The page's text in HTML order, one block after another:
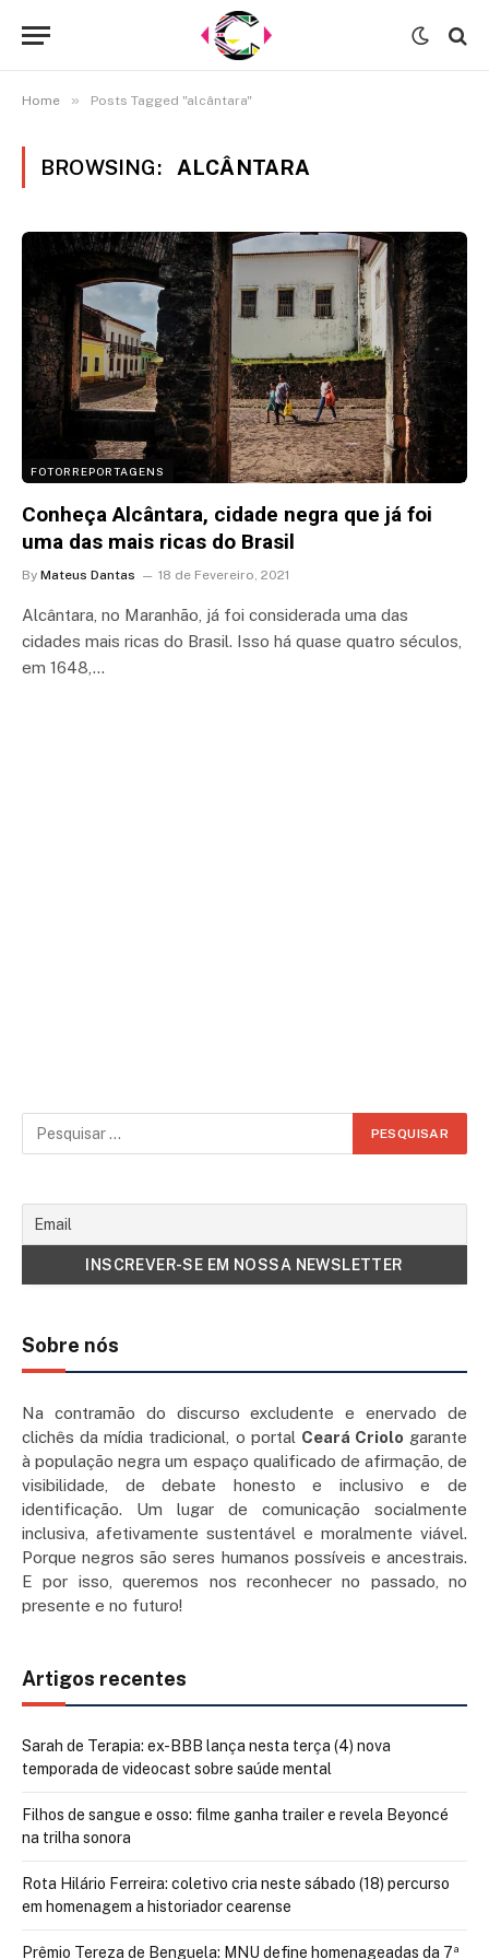
Home » Posts Tagged "alcântara"
BROWSING: ALCÂNTARA
FOTORREPORTAGENS
Conheça Alcântara, cidade negra que já foi
uma das mais ricas do Brasil
By Mateus Dantas 18 de Fevereiro, 2021
Alcântara, no Maranhão, já foi considerada uma das
cidades mais ricas do Brasil. Isso há quase quatro séculos,
em 1648,…
Sobre nós
Na contramão do discurso excludente e enervado de
clichês da mídia tradicional, o portal Ceará Criolo garante
à população negra um espaço qualificado de afirmação, de
visibilidade, de debate honesto e inclusivo e de
identificação. Um lugar de comunicação socialmente
inclusiva, afetivamente sustentável e moralmente viável.
Porque negros são seres humanos possíveis e ancestrais.
E por isso, queremos nos reconhecer no passado, no
presente e no futuro!
Artigos recentes
Sarah de Terapia: ex-BBB lança nesta terça (4) nova
temporada de videocast sobre saúde mental
Filhos de sangue e osso: filme ganha trailer e revela Beyoncé
na trilha sonora
Rota Hilário Ferreira: coletivo cria neste sábado (18) percurso
em homenagem a historiador cearense
Prêmio Tereza de Benguela: MNU define homenageadas da 7ª